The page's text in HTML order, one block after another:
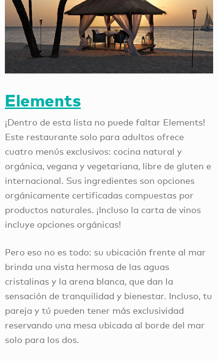
Elements
¡Dentro de esta lista no puede faltar Elements!
Este restaurante solo para adultos ofrece
cuatro menús exclusivos: cocina natural y
orgánica, vegana y vegetariana, libre de gluten e
internacional. Sus ingredientes son opciones
orgánicamente certificadas compuestas por
productos naturales. ¡Incluso la carta de vinos
incluye opciones orgánicas!
Pero eso no es todo: su ubicación frente al mar
brinda una vista hermosa de las aguas
cristalinas y la arena blanca, que dan la
sensación de tranquilidad y bienestar. Incluso, tu
pareja y tú pueden tener más exclusividad
reservando una mesa ubicada al borde del mar
solo para los dos.